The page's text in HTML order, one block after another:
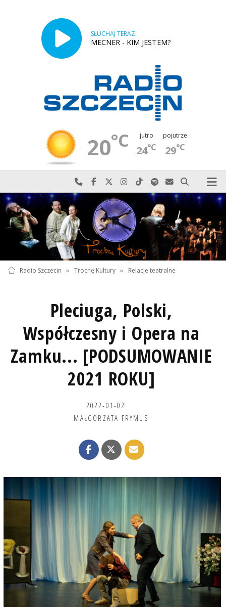
SŁUCHAJ TERAZ
MECNER - KIM JESTEM?
20°C jutro
24°C
pojutrze
29°C
Najlepiej po prostu do nas zadzwoń
Odwiedź nas na Facebook-u
Odwiedź nas na X
Odwiedź nas na Instagram-ie
Odwiedź nas na TikTok-u
Szukaj nas na Spotify
Wyślij do nas
Szukaj
Radio Szczecin » Trochę Kultury » Relacje teatralne
Pleciuga, Polski,
Współczesny i Opera na
Zamku... [PODSUMOWANIE
2021 ROKU]
2022-01-02
MAŁGORZATA FRYMUS